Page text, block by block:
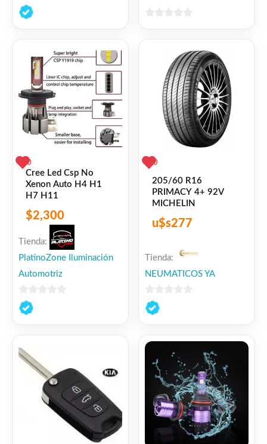
0
de
0
Cree Led Csp No
Xenon Auto H4 H1
H7 H11
$2,300
Tienda:
PlatinoZone Iluminación
Automotriz
0
de
0
205/60 R16
PRIMACY 4+ 92V
MICHELIN
u$s277
Tienda:
NEUMATICOS YA
0
de